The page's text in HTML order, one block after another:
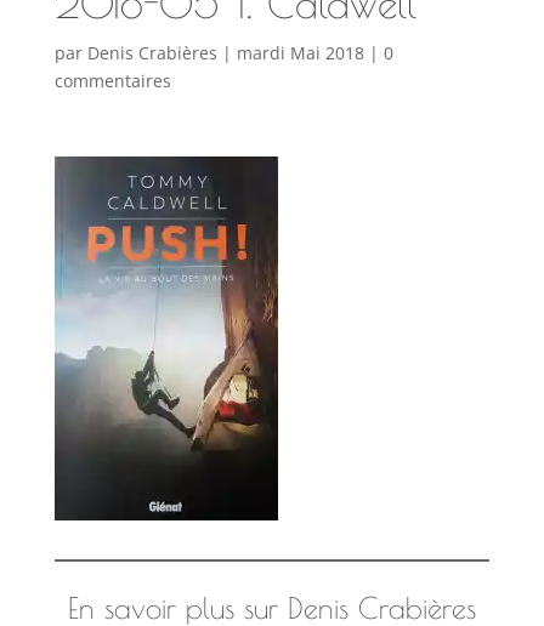
par Denis Crabières | mardi Mai 2018| 0
commentaires
En savoir plus sur Denis Crabières